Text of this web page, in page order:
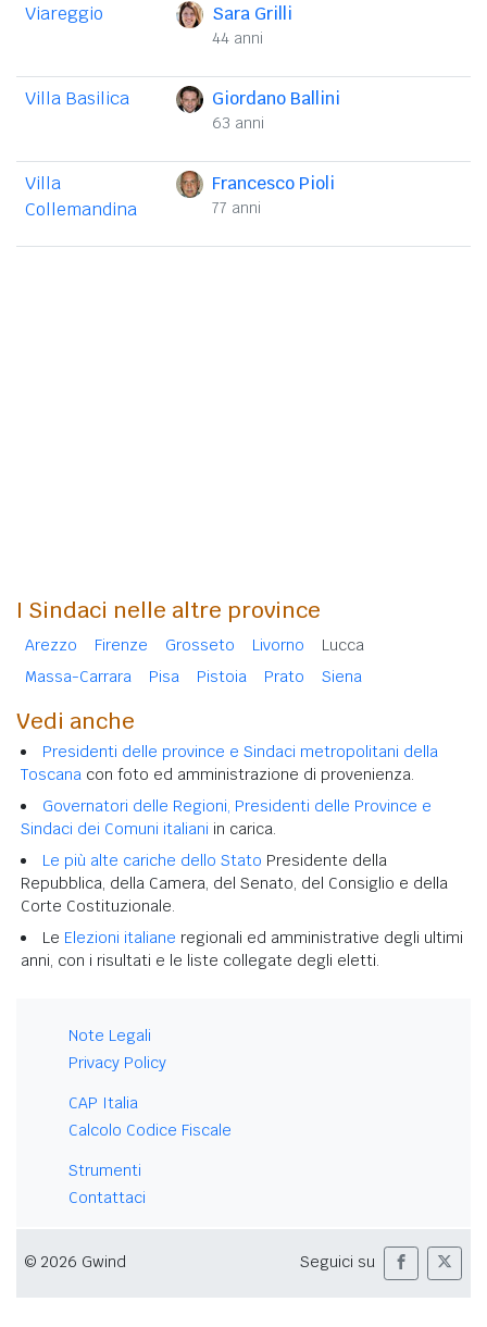
Viareggio Sara Grilli
44 anni
Villa Basilica Giordano Ballini
63 anni
Villa
Collemandina
Francesco Pioli
77 anni
I Sindaci nelle altre province
Arezzo Firenze Grosseto Livorno
Lucca
Massa-Carrara
Pisa Pistoia Prato Siena
Vedi anche
Presidenti delle province e Sindaci metropolitani della
Toscana con foto ed amministrazione di provenienza.
Governatori delle Regioni, Presidenti delle Province e
Sindaci dei Comuni italiani in carica.
Le più alte cariche dello Stato Presidente della
Repubblica, della Camera, del Senato, del Consiglio e della
Corte Costituzionale.
Le Elezioni italiane regionali ed amministrative degli ultimi
anni, con i risultati e le liste collegate degli eletti.
Note Legali
Privacy Policy
CAP Italia
Calcolo Codice Fiscale
Strumenti
Contattaci
© 2026 Gwind Seguici su